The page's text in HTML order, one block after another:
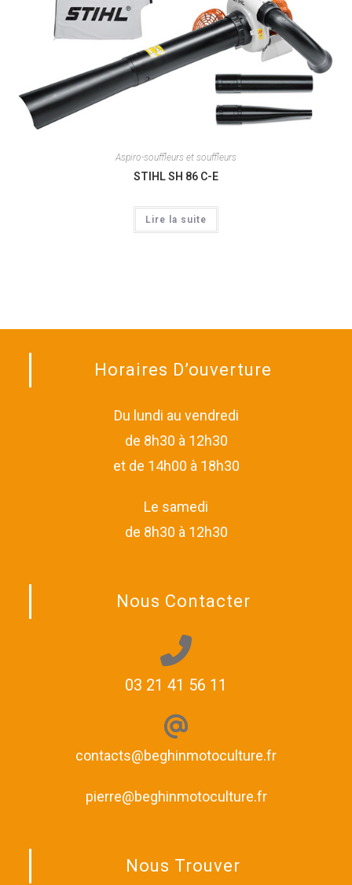
Aspiro-souffleurs et souffleurs
STIHL SH 86 C-E
Lire la suite
Horaires D’ouverture
Du lundi au vendredi
de 8h30 à 12h30
et de 14h00 à 18h30
Le samedi
de 8h30 à 12h30
Nous Contacter
03 21 41 56 11
contacts@beghinmotoculture.fr
pierre@beghinmotoculture.fr
Nous Trouver